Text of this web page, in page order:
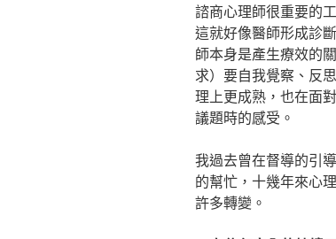
諮商心理師很重要的
這就好像醫師形成診
師本身是產生療效的
求）要自我覺察、反
理上更成熟，也在面
議題時的感受。
我過去曾在督導的引
的幫忙，十幾年來心
許多轉變。